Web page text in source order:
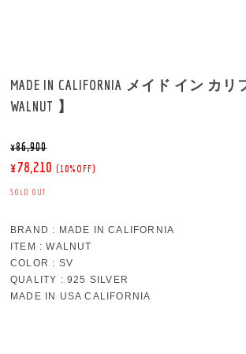
MADE IN CALIFORNIA メイド イン カ
WALNUT 】
¥86,900
¥78,210 (10%OFF)
SOLD OUT
BRAND : MADE IN CALIFORNIA
ITEM : WALNUT
COLOR : SV
QUALITY : 925 SILVER
MADE IN USA CALIFORNIA